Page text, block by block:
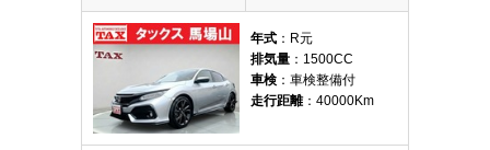
年式 ：R元
排気量 ：1500CC
車検 ：車検整備付
走行距離：40000Km